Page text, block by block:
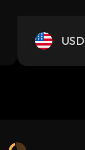
USD